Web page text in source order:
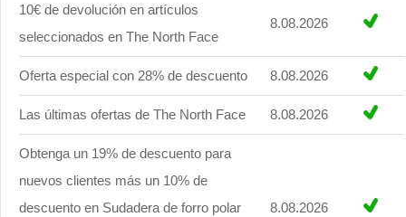
10€ de devolución en artículos
seleccionados en The North Face
8.08.2026
Oferta especial con 28% de descuento 8.08.2026
Las últimas ofertas de The North Face 8.08.2026
Obtenga un 19% de descuento para
nuevos clientes más un 10% de
descuento en Sudadera de forro polar
8.08.2026